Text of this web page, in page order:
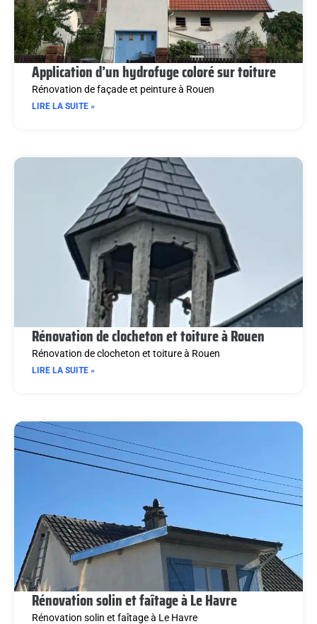
Application d’un hydrofuge coloré sur toiture
Rénovation de façade et peinture à Rouen
LIRE LA SUITE »
Rénovation de clocheton et toiture à Rouen
Rénovation de clocheton et toiture à Rouen
LIRE LA SUITE »
Rénovation solin et faîtage à Le Havre
Rénovation solin et faîtage à Le Havre